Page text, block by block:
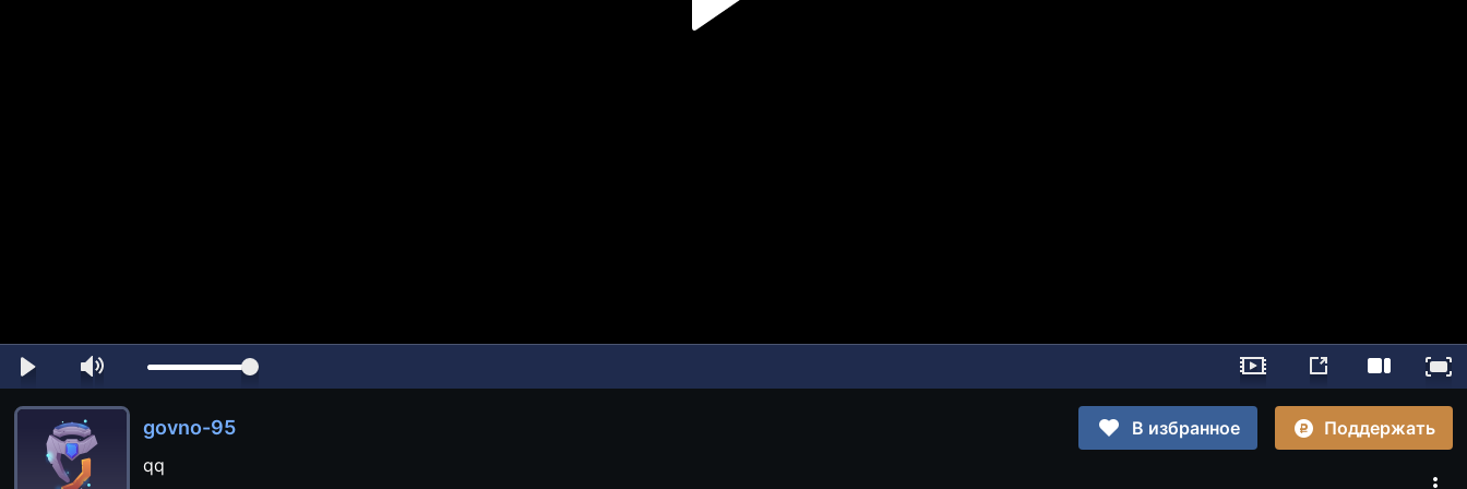
govno-95 В избранное
Поддержать
qq